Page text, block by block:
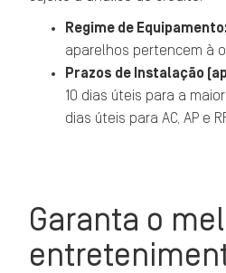
Regime de
aparelhos pertencem à
Prazos de Instalação
10 dias úteis para a
dias úteis para AC, AP e
Garanta o